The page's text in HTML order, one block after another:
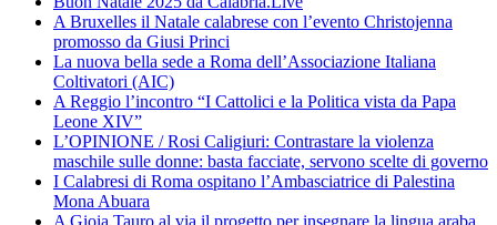
A Bruxelles il Natale calabrese con l’evento Christojenna
promosso da Giusi Princi
La nuova bella sede a Roma dell’Associazione Italiana
Coltivatori (AIC)
A Reggio l’incontro “I Cattolici e la Politica vista da Papa
Leone XIV”
L’OPINIONE / Rosi Caligiuri: Contrastare la violenza
maschile sulle donne: basta facciate, servono scelte di governo
I Calabresi di Roma ospitano l’Ambasciatrice di Palestina
Mona Abuara
A Gioia Tauro al via il progetto per insegnare la lingua araba